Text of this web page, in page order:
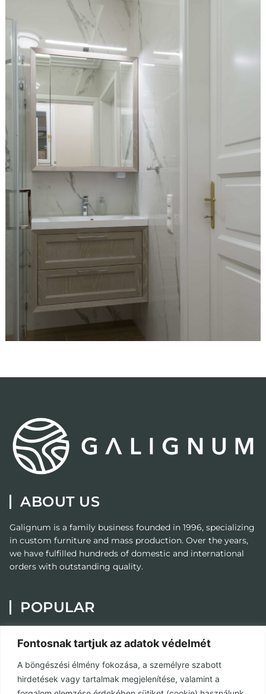
Fontosnak tartjuk az adatok védelmét
A böngészési élmény fokozása, a személyre szabott
hirdetések vagy tartalmak megjelenítése, valamint a
ABOUT US
Galignum is a family business founded in 1996, specializing
in custom furniture and mass production. Over the years,
we have fulfilled hundreds of domestic and international
orders with outstanding quality.
POPULAR
Custom Furniture
Contact
Privacy Policy